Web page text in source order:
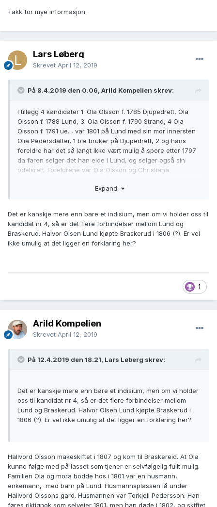
Takk for mye informasjon.
Lars Løberg
Skrevet April 12, 2019
På 8.4.2019 den 0.06, Arild Kompelien skrev:
I tillegg 4 kandidater 1. Ola Olsson f. 1785 Djupedrett, Ola
Olsson f. 1788 Lund, 3. Ola Olsson f. 1790 Strand, 4 Ola
Olsson f. 1791 ue. , var 1801 på Lund med sin mor innersten
Olia Pedersdatter. 1 ble bruker på Djupedrett, 2 og hans
foreldre har det så langt ikke vært mulig å spore etter 1797
da faren selger det han eide i Lund, og selger også sin
odelsrett. Foreldrene var Ola Olsson og Christiana
elimineres. Slik sett gjenstår bare 4 som en mulighet dersom
Eneste indisium er at han med sin bakgrunn ble husmann.
Expand
Det er kanskje mere enn bare et indisium, men om vi holder oss til
kandidat nr 4, så er det flere forbindelser mellom Lund og
Braskerud. Halvor Olsen Lund kjøpte Braskerud i 1806 (?). Er vel
ikke umulig at det ligger en forklaring her?
1
Arild Kompelien
Skrevet April 12, 2019
På 12.4.2019 den 18.21, Lars Løberg skrev:
Det er kanskje mere enn bare et indisium, men om vi holder
oss til kandidat nr 4, så er det flere forbindelser mellom
Lund og Braskerud. Halvor Olsen Lund kjøpte Braskerud i
1806 (?). Er vel ikke umulig at det ligger en forklaring her?
Hallvord Olsson makeskiftet i 1807 og kom til Braskereid. At Ola
kunne følge med på lasset som tjener er selvfølgelig fullt mulig.
Familien Ola og mora bodde hos i 1801 var en husmann,
enkemann, med barn på Lund. Husmannsplassen lå under
Hallvord Olssons gard. Husmannen var Torkjell Pedersson. Han
føres riktignok som selveier 1801, men han døde i 1802, og skiftet